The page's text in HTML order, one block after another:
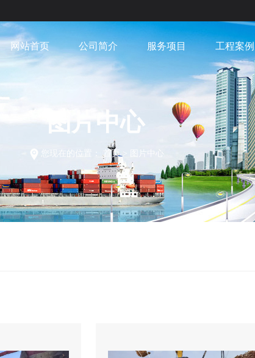
网站首页 公司简介 服务项目 工程案例
图片中心
您现在的位置： 首页> 图片中心